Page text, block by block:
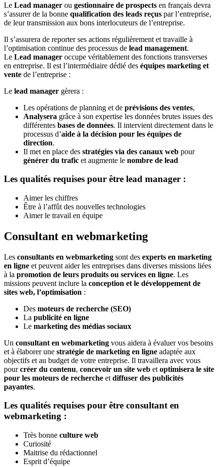
Le Lead manager ou gestionnaire de prospects en français devra
s’assurer de la bonne qualification des leads reçus par l’entreprise,
de leur transmission aux bons interlocuteurs de l’entreprise.
Il s’assurera de reporter ses actions régulièrement et travaille à
l’optimisation continue des processus de lead management.
Le Lead manager occupe véritablement des fonctions transverses
en entreprise. Il est l’intermédiaire dédié des équipes marketing et
vente de l’entreprise :
Le lead manager gèrera :
Les opérations de planning et de prévisions des ventes,
Analysera grâce à son expertise les données brutes issues des
différentes bases de données. Il intervient directement dans le
processus d’aide à la décision pour les équipes de
direction.
Il met en place des stratégies via des canaux web pour
générer du trafic et augmente le nombre de lead
Les qualités requises pour être lead manager :
Aimer les chiffres
Être à l’affût des nouvelles technologies
Aimer le travail en équipe
Consultant en webmarketing
Les consultants en webmarketing sont des experts en marketing
en ligne et peuvent aider les entreprises dans diverses missions liées
à la promotion de leurs produits ou services en ligne. Les
missions peuvent inclure la conception et le développement de
sites web, l’optimisation :
Des moteurs de recherche (SEO)
La publicité en ligne
Le marketing des médias sociaux
Un consultant en webmarketing vous aidera à évaluer vos besoins
et à élaborer une stratégie de marketing en ligne adaptée aux
objectifs et au budget de votre entreprise. Il travaillera avec vous
pourcréer du contenu, concevoir un site web et optimisera le site
pour les moteurs de recherche et diffuser des publicités
payantes.
Les qualités requises pour être consultant en
webmarketing :
Très bonne culture web
Curiosité
Maitrise du rédactionnel
Esprit d’équipe